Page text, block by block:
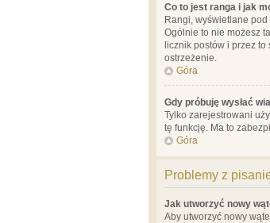
Co to jest ranga i jak
Rangi, wyświetlane
Ogólnie to nie możesz
licznik postów i przez
ostrzeżenie.
Góra
Gdy próbuję wysłać
Tylko zarejestrowani
tę funkcję. Ma to
Góra
Problemy z
Jak utworzyć nowy
Aby utworzyć nowy